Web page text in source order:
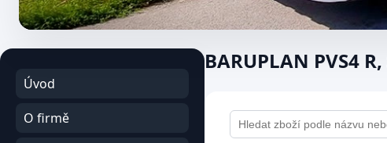
Úvod
O firmě
BARUPLAN PVS4